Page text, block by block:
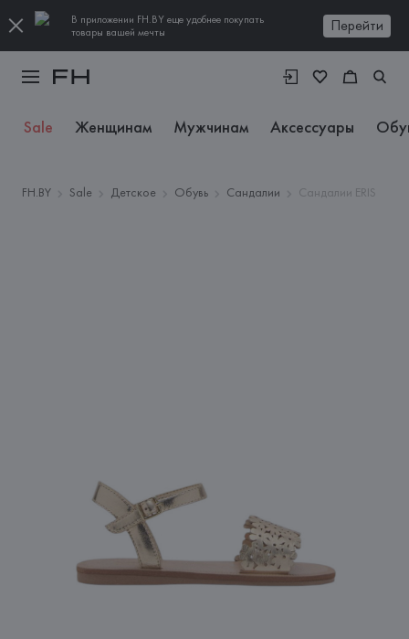
В приложении FH.BY еще удобнее покупать
товары вашей мечты
Перейти
Sale Женщинам Мужчинам Аксессуары
FH.BY Sale Детское Обувь Сандалии Сандалии ERIS